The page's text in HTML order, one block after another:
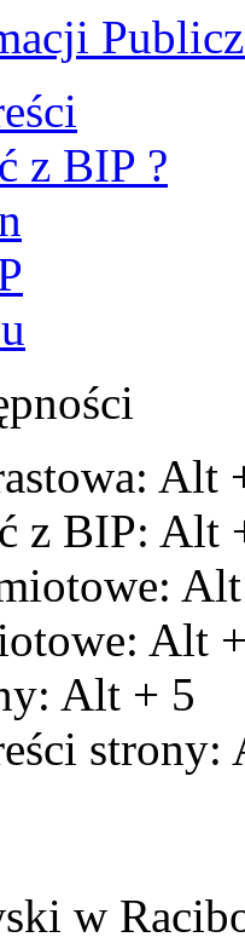
z BIP ?
Alt
z BIP: Alt
Alt
Alt
Alt + 5
strony:
w